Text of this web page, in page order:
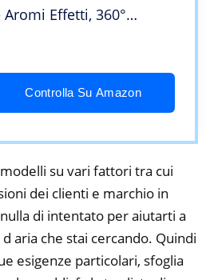
Effetti, 360°
Controlla Su Amazon
su vari fattori tra cui
dei clienti e marchio in
di intentato per aiutarti a
aria che stai cercando. Quindi
esigenze particolari, sfoglia